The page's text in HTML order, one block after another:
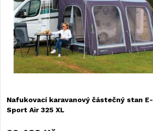
Nafukovací karavanový částečný stan E-
Sport Air 325 XL